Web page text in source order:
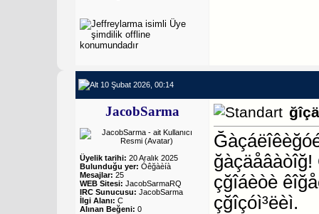
10 Şubat 2026, 00:14
JacobSarma
Üyelik tarihi: 20 Aralık 2025
Bulunduğu yer: Óêğàèíà
Mesajlar: 25
WEB Sitesi: JacobSarmaRQ
IRC Sunucusu: JacobSarma
İlgi Alanı: C
Alınan Beğeni: 0
ğàçäåâàòîğ!
çğîáèòè
çğîçóì³ëèì.